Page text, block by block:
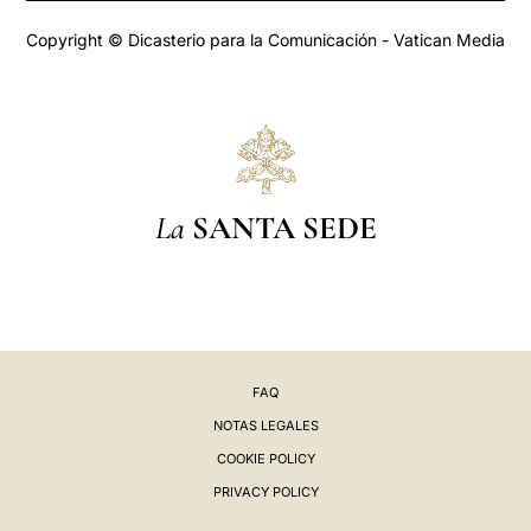
Copyright © Dicasterio para la Comunicación - Vatican Media
La SANTA SEDE
FAQ
NOTAS LEGALES
COOKIE POLICY
PRIVACY POLICY